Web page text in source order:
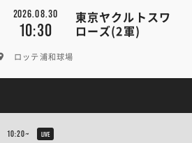
2026.08.30
10:30
東京ヤクルトスワ
ローズ(2軍)
ロッテ浦和球場
10:20~ LIVE